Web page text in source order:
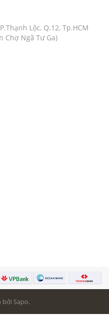
Lộc, Q.12, Tp.HCM
Chợ Ngã Tư Ga)
Sapo.